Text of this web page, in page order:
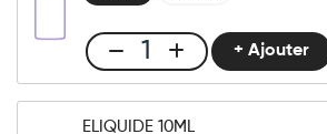
Club
E-
liquide
+ Ajouter
ELIQUIDE 10ML